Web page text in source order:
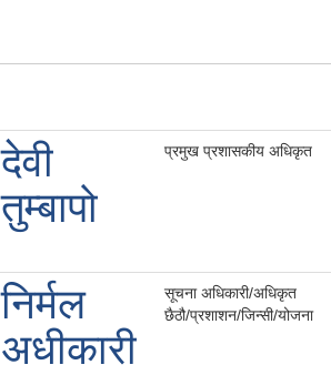
देवी
तुम्बापो
प्रमुख प्रशासकीय अधिकृत
निर्मल
अधीकारी
सूचना अधिकारी/अधिकृत
छैठौ/प्रशाशन/जिन्सी/योजना